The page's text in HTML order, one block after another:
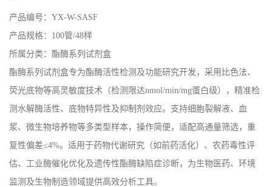
产品编号： YX-W-SASF
产品规格： 100管/48样
所属分类： 酯酶系列试剂盒
酯酶系列试剂盒‌专为酯酶活性检测及功能研究开发，采用比色法、
荧光底物等高灵敏度技术（检测限达nmol/min/mg蛋白级），精准检
测水解酶活性、底物特异性及抑制剂效应。支持细胞裂解液、血
浆、微生物培养物等多类型样本，操作简便，适配高通量筛选，重
复性偏差≤4%。适用于药物代谢研究（如前药活化）、农药毒性评
估、工业酶催化优化及遗传性酯酶缺陷症诊断，为生物医药、环境
监测及生物制造领域提供高效分析工具。